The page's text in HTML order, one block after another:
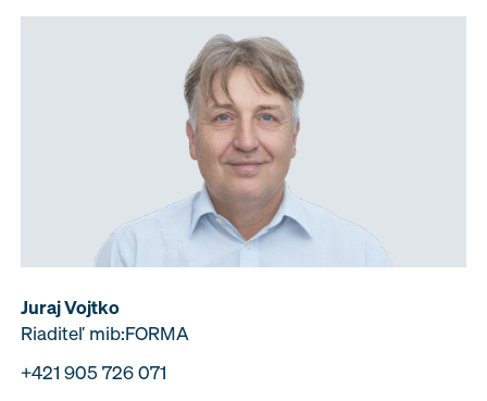
Juraj Vojtko
Riaditeľ mib:FORMA
+421 905 726 071